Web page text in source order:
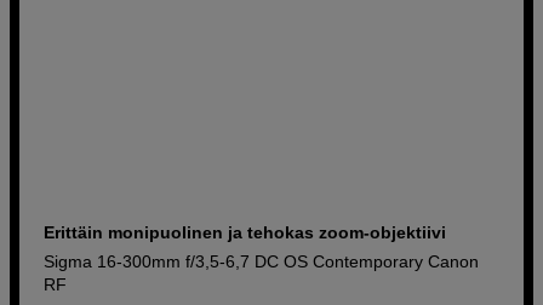
Erittäin monipuolinen ja tehokas zoom-objektiivi
Sigma 16-300mm f/3,5-6,7 DC OS Contemporary Canon
RF